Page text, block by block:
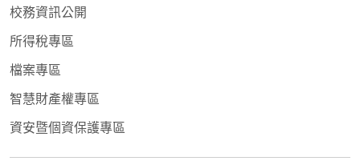
校務資訊公開
所得稅專區
檔案專區
智慧財產權專區
資安暨個資保護專區